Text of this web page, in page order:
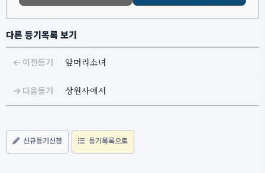
다른 등기목록 보기
이전등기 앞머리소녀
다음등기 상원사에서
신규등기신청 등기목록으로